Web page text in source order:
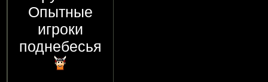
Опытные
игроки
поднебесья